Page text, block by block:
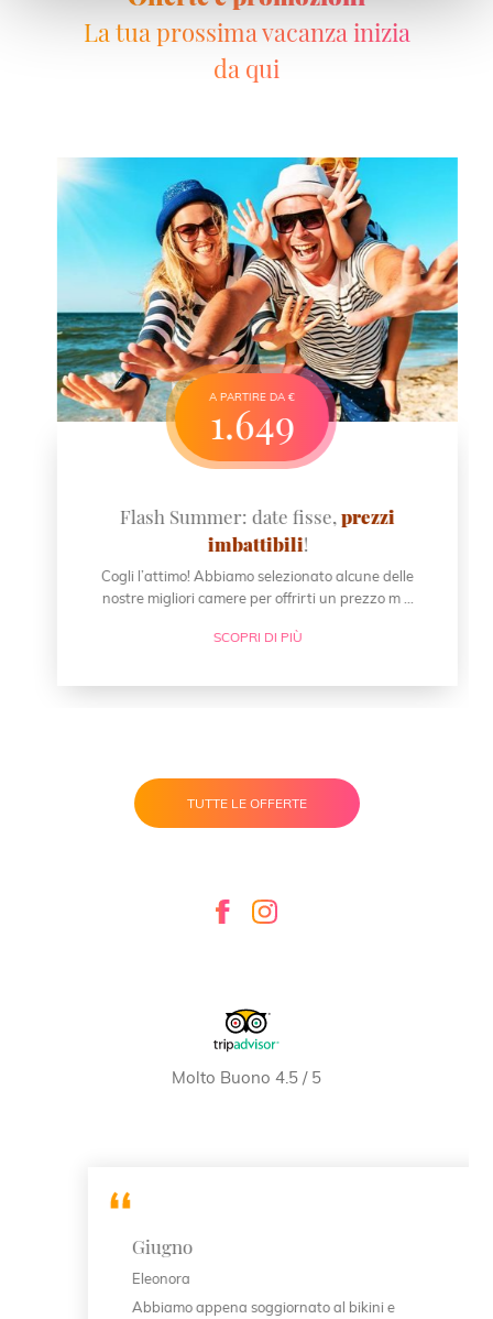
La tua prossima vacanza inizia
da qui
Flash Summer: date fisse,prezzi
imbattibili!
Cogli l’attimo! Abbiamo selezionato alcune delle
nostre migliori camere per offrirti un prezzo m ...
SCOPRI DI PIÙ
A PARTIRE DA €
1.649
TUTTE LE OFFERTE
Molto Buono 4.5 / 5
Giugno
Eleonora
Abbiamo appena soggiornato al bikini e